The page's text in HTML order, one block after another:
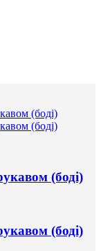
(боді)
(боді)